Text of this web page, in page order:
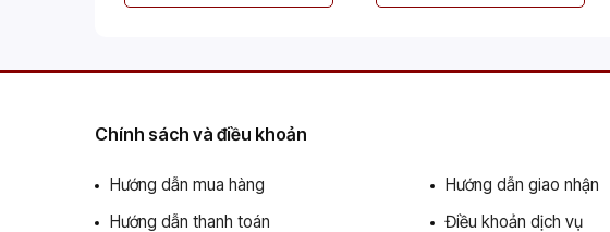
Chính sách và điều khoản
Hướng dẫn mua hàng
Hướng dẫn thanh toán
Hướng dẫn giao nhận
Điều khoản dịch vụ